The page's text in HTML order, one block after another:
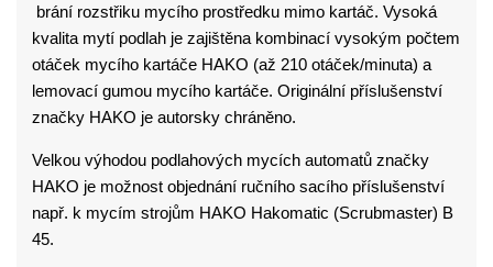
brání rozstřiku mycího prostředku mimo kartáč. Vysoká
kvalita mytí podlah je zajištěna kombinací vysokým počtem
otáček mycího kartáče HAKO (až 210 otáček/minuta) a
lemovací gumou mycího kartáče. Originální příslušenství
značky HAKO je autorsky chráněno.
Velkou výhodou podlahových mycích automatů značky
HAKO je možnost objednání ručního sacího příslušenství
např. k mycím strojům HAKO Hakomatic (Scrubmaster) B
45.